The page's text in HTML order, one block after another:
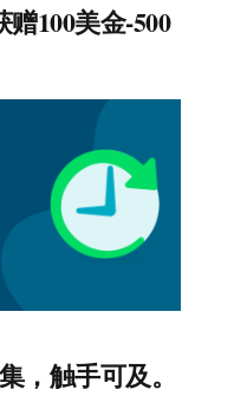
100美金-500
，触手可及。